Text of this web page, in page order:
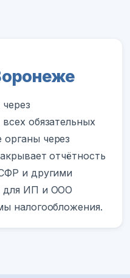
обязательных
через
отчётность
и другими
для ИП и ООО
налогообложения.